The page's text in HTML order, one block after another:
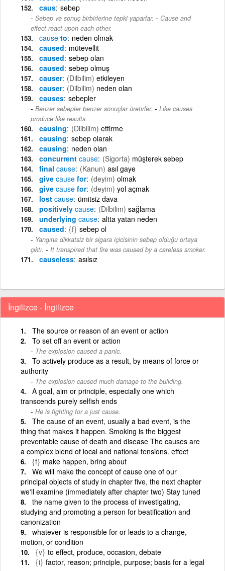
caus sebep
Sebep ve sonuç birbirlerine tepki yaparlar. - Cause and
effect react upon each other.
cause to neden olmak
caused mütevellit
caused sebep olan
caused sebep olmuş
causer (Dilbilim) etkileyen
causer (Dilbilim) neden olan
causes sebepler
Benzer sebepler benzer sonuçlar üretirler. - Like causes
produce like results.
causing (Dilbilim) ettirme
causing sebep olarak
causing neden olan
concurrent cause (Sigorta) müşterek sebep
final cause (Kanun) asıl gaye
give cause for (deyim) olmak
give cause for (deyim) yol açmak
lost cause ümitsiz dava
positively cause (Dilbilim) sağlama
underlying cause altta yatan neden
caused {f} sebep ol
Yangına dikkatsiz bir sigara içicisinin sebep olduğu ortaya
çıktı. - It transpired that fire was caused by a careless smoker.
causeless asılsız
İngilizce - İngilizce
The source or reason of an event or action
To set off an event or action
The explosion caused a panic.
To actively produce as a result, by means of force or
authority
The explosion caused much damage to the building.
A goal, aim or principle, especially one which
transcends purely selfish ends
He is fighting for a just cause.
The cause of an event, usually a bad event, is the
thing that makes it happen. Smoking is the biggest
preventable cause of death and disease The causes are
a complex blend of local and national tensions. effect
{f} make happen, bring about
We will make the concept of cause one of our
principal objects of study in chapter five, the next chapter
we'll examine (immediately after chapter two) Stay tuned
the name given to the process of investigating,
studying and promoting a person for beatification and
canonization
whatever is responsible for or leads to a change,
motion, or condition
{v} to effect, produce, occasion, debate
{i} factor, reason; principle, purpose; basis for a legal